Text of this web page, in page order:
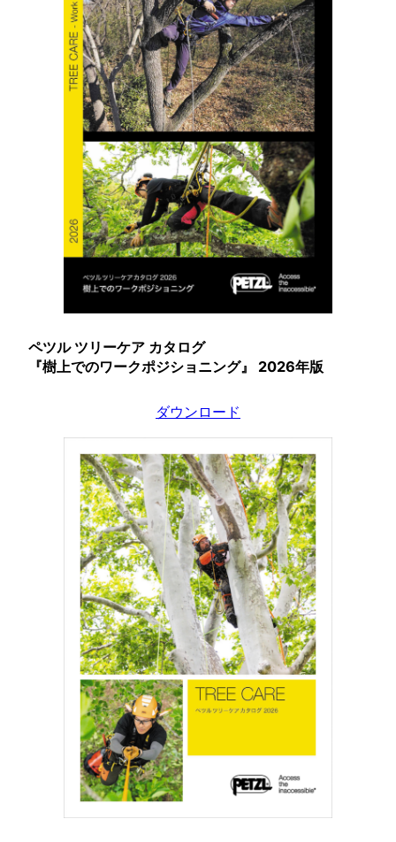
ペツル ツリーケア カタログ
『樹上でのワークポジショニング』 2026年版
ダウンロード